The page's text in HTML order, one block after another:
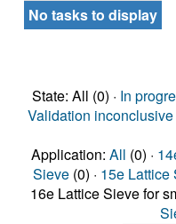
No tasks to display
State: All (0) · In
Validation inconclusive
Application: All (0) ·
Sieve (0) · 15e Lattice
16e Lattice Sieve for